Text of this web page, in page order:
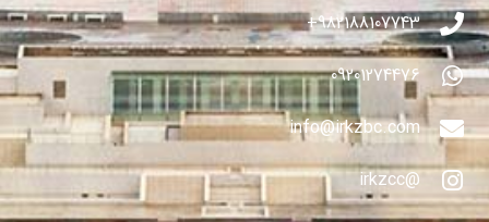
982188107743+
09201274476
info@irkzbc.com
@irkzcc